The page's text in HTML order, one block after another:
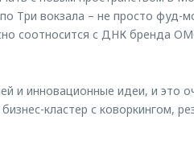
Три вокзала – не просто фуд-
соотносится с ДНК бренда
и инновационные идеи, и это
кластер с коворкингом,